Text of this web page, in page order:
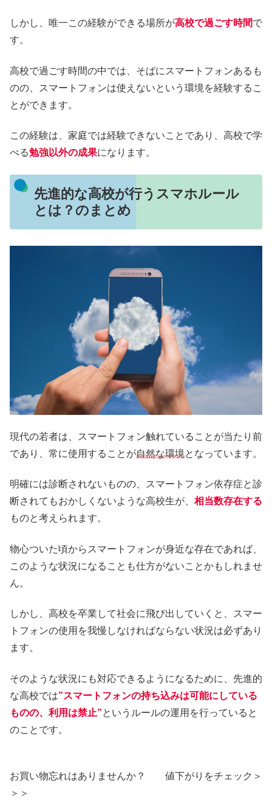
しかし、唯一この経験ができる場所が高校で過ごす時間で
す。
高校で過ごす時間の中では、そばにスマートフォンあるも
のの、スマートフォンは使えないという環境を経験するこ
とができます。
この経験は、家庭では経験できないことであり、高校で学
べる勉強以外の成果になります。
先進的な高校が行うスマホルール
とは？のまとめ
現代の若者は、スマートフォン触れていることが当たり前
であり、常に使用することが自然な環境となっています。
明確には診断されないものの、スマートフォン依存症と診
断されてもおかしくないような高校生が、 相当数存在する
ものと考えられます。
物心ついた頃からスマートフォンが身近な存在であれば、
このような状況になることも仕方がないことかもしれませ
ん。
しかし、高校を卒業して社会に飛び出していくと、スマー
トフォンの使用を我慢しなければならない状況は必ずあり
ます。
そのような状況にも対応できるようになるために、先進的
な高校では”スマートフォンの持ち込みは可能にしている
ものの、利用は禁止”というルールの運用を行っていると
のことです。
お買い物忘れはありませんか？ 値下がりをチェック＞
＞＞